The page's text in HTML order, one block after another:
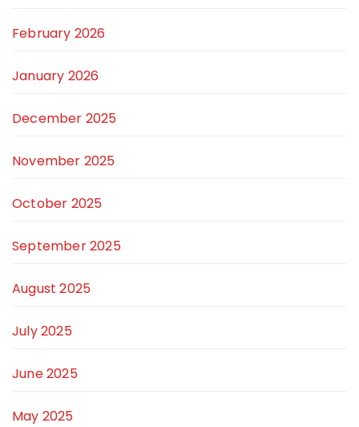
February 2026
January 2026
December 2025
November 2025
October 2025
September 2025
August 2025
July 2025
June 2025
May 2025